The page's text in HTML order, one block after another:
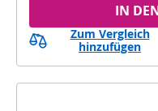
IN
Zum Vergleich
hinzufügen